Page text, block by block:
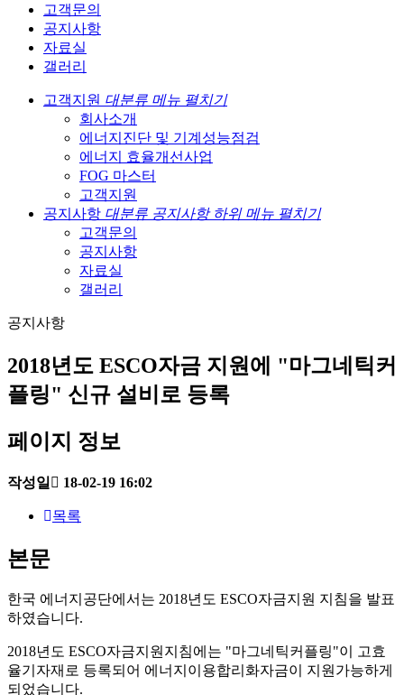
고객문의
공지사항
자료실
갤러리
고객지원 대분류 메뉴 펼치기
회사소개
에너지진단 및 기계성능점검
에너지 효율개선사업
FOG 마스터
고객지원
공지사항 대분류 공지사항 하위 메뉴 펼치기
고객문의
공지사항
자료실
갤러리
공지사항
2018년도 ESCO자금 지원에 "마그네틱커
플링" 신규 설비로 등록
페이지 정보
작성일 18-02-19 16:02
목록
본문
한국 에너지공단에서는 2018년도 ESCO자금지원 지침을 발표
하였습니다.
2018년도 ESCO자금지원지침에는 "마그네틱커플링"이 고효
율기자재로 등록되어 에너지이용합리화자금이 지원가능하게
되었습니다.